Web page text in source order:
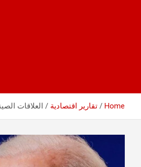
Home تقارير اقتصادية العلاقات